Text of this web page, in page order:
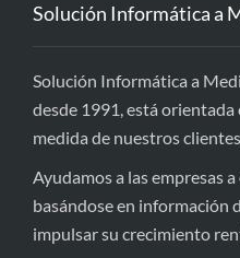
Solución Informática a
Solución Informática a
desde 1991, está orientada
medida de nuestros
Ayudamos a las empresas
basándose en información
impulsar su crecimiento